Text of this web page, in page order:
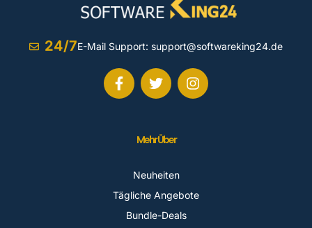
24/7E-Mail Support: support@softwareking24.de
Mehr Über
Neuheiten
Tägliche Angebote
Bundle-Deals